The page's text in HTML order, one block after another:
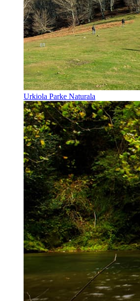
Urkiola Parke Naturala